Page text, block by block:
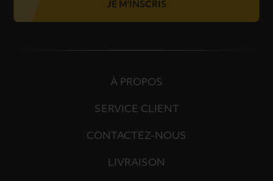
JE M'INSCRIS
À PROPOS
SERVICE CLIENT
CONTACTEZ-NOUS
LIVRAISON